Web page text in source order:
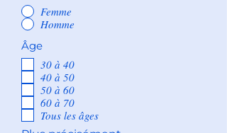
Femme
Homme
Âge
30 à 40
40 à 50
50 à 60
60 à 70
Tous les âges